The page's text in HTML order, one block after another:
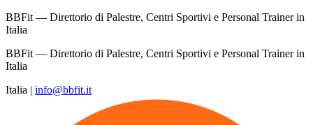
BBFit — Direttorio di Palestre, Centri Sportivi e Personal Trainer in
Italia
BBFit — Direttorio di Palestre, Centri Sportivi e Personal Trainer in
Italia
Italia | info@bbfit.it